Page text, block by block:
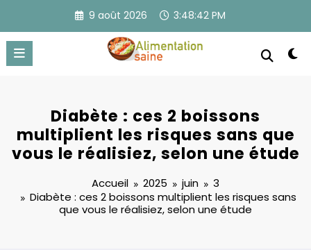
contenu
9 août 2026 3:48:43 PM
Diabète : ces 2 boissons
multiplient les risques sans que
vous le réalisiez, selon une étude
Accueil 2025 juin
3
Diabète : ces 2 boissons multiplient les risques sans
que vous le réalisiez, selon une étude